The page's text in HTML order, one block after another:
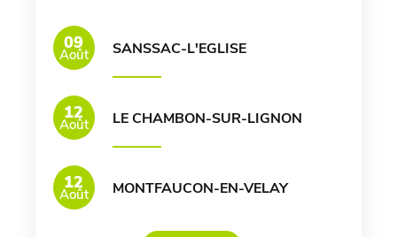
09
Août SANSSAC-L'EGLISE
12
Août LE CHAMBON-SUR-LIGNON
12
Août MONTFAUCON-EN-VELAY